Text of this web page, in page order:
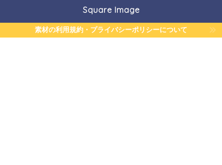
Square Image
素材の利用規約・プライバシーポリシーについて